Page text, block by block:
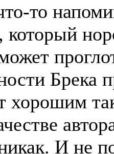
то
который
Брека
хорошим
И не